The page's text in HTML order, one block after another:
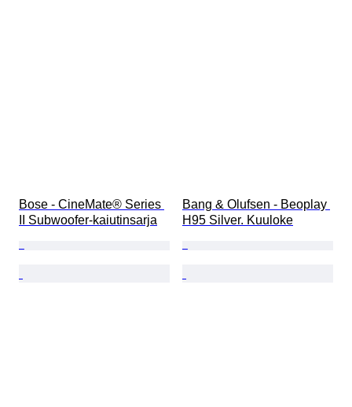
Bose - CineMate® Series
II Subwoofer-kaiutinsarja
Bang & Olufsen - Beoplay
H95 Silver. Kuuloke